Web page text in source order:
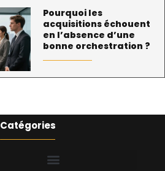
Pourquoi les
acquisitions échouent
en l’absence d’une
bonne orchestration ?
Catégories